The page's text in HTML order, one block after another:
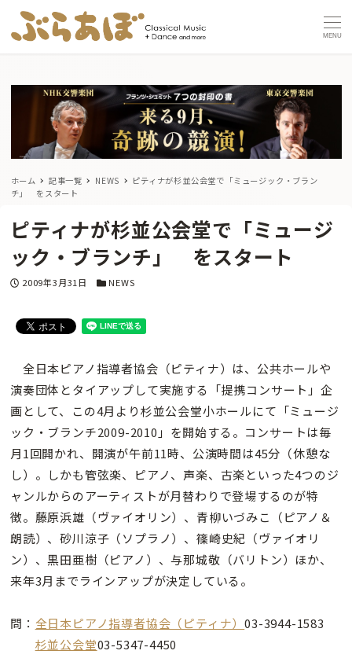
MENU
ホーム 記事一覧 NEWS
ピティナが杉並公会堂で「ミュージック・ブラン
チ」 をスタート
ピティナが杉並公会堂で「ミュージ
ック・ブランチ」 をスタート
投稿日
2009年3月31日 カテゴリー
NEWS
全日本ピアノ指導者協会（ピティナ）は、公共ホールや
演奏団体とタイアップして実施する「提携コンサート」企
画として、この4月より杉並公会堂小ホールにて「ミュージ
ック・ブランチ2009-2010」を開始する。コンサートは毎
月1回開かれ、開演が午前11時、公演時間は45分（休憩な
し）。しかも管弦楽、ピアノ、声楽、古楽といった4つのジ
ャンルからのアーティストが月替わりで登場するのが特
徴。藤原浜雄（ヴァイオリン）、青柳いづみこ（ピアノ＆
朗読）、砂川涼子（ソプラノ）、篠崎史紀（ヴァイオリ
ン）、黒田亜樹（ピアノ）、与那城敬（バリトン）ほか、
来年3月までラインアップが決定している。
問： 全日本ピアノ指導者協会（ピティナ）03-3944-1583
杉並公会堂03-5347-4450